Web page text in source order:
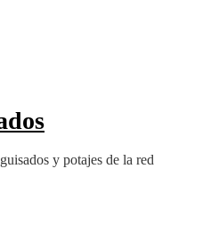
y potajes de la red